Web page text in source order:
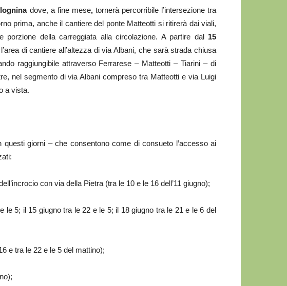
dove, a fine mese, tornerà percorribile l’intersezione tra
prima, anche il cantiere del ponte Matteotti si ritirerà dai viali,
porzione della carreggiata alla circolazione. A partire dal 15
di cantiere all’altezza di via Albani, che sarà strada chiusa
raggiungibile attraverso Ferrarese – Matteotti – Tiarini – di
nel segmento di via Albani compreso tra Matteotti e via Luigi
a vista.
giorni – che consentono come di consueto l’accesso ai
con via della Pietra (tra le 10 e le 16 dell’11 giugno);
le 5; il 15 giugno tra le 22 e le 5; il 18 giugno tra le 21 e le 6 del
e tra le 22 e le 5 del mattino);